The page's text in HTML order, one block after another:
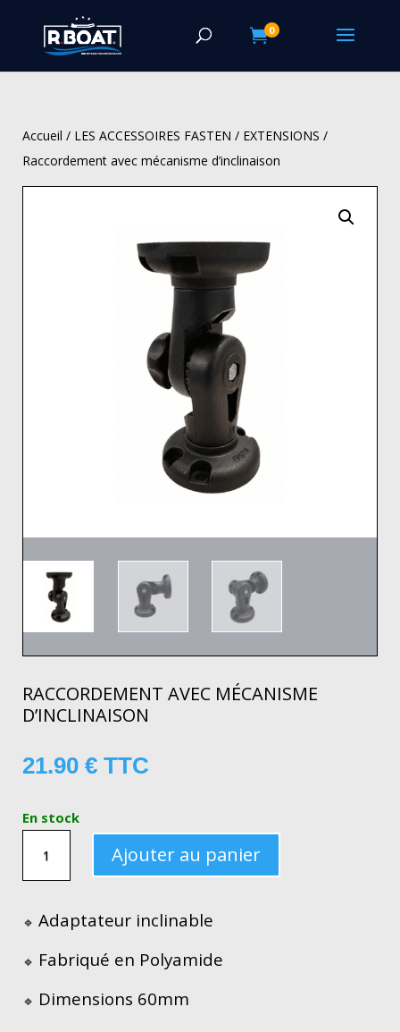
0
Accueil / LES ACCESSOIRES FASTEN / EXTENSIONS /
Raccordement avec mécanisme d’inclinaison
RACCORDEMENT AVEC MÉCANISME
D’INCLINAISON
21.90 € TTC
En stock
QUANTITÉ
AVEC
D'INCLINAISON
Ajouter au panier
🔹 Adaptateur inclinable
🔹 Fabriqué en Polyamide
🔹 Dimensions 60mm